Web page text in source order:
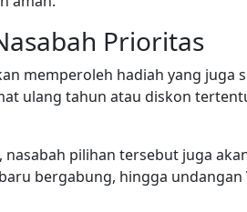
Prioritas
memperoleh hadiah yang juga
ulang tahun atau diskon
pilihan tersebut juga
bergabung, hingga